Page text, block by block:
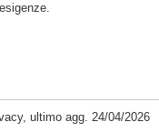
, ultimo agg. 24/04/2026